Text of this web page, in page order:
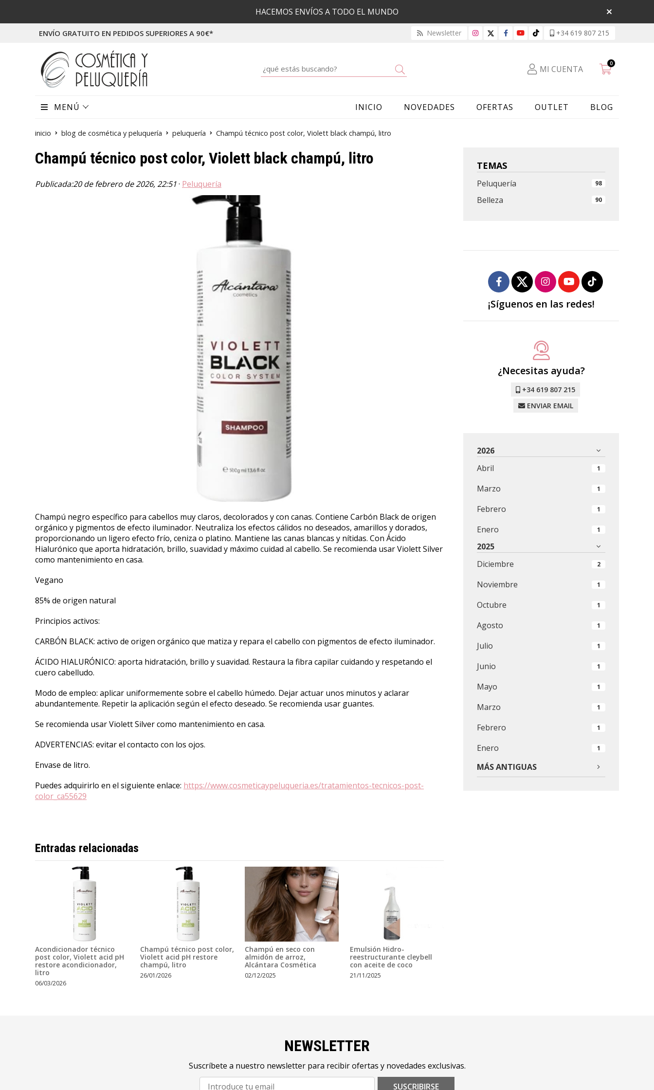
HACEMOS ENVÍOS A TODO EL MUNDO
ENVÍO GRATUITO EN PEDIDOS SUPERIORES A 90€* Newsletter +34 619 807 215
MI CUENTA
0
MENÚ INICIO NOVEDADES OFERTAS OUTLET BLOG
inicio blog de cosmética y peluquería peluquería Champú técnico post color, Violett black champú, litro
TEMAS
Belleza 90
Peluquería 98
Champú técnico post color, Violett black champú, litro
Publicada:20 de febrero de 2026, 22:51· Peluquería
Champú negro específico para cabellos muy claros, decolorados y con canas. Contiene Carbón Black de origen
orgánico y pigmentos de efecto iluminador. Neutraliza los efectos cálidos no deseados, amarillos y dorados,
proporcionando un ligero efecto frío, ceniza o platino. Mantiene las canas blancas y nítidas. Con Ácido
Hialurónico que aporta hidratación, brillo, suavidad y máximo cuidad al cabello. Se recomienda usar Violett Silver
como mantenimiento en casa.
Vegano
85% de origen natural
Principios activos:
CARBÓN BLACK: activo de origen orgánico que matiza y repara el cabello con pigmentos de efecto iluminador.
ÁCIDO HIALURÓNICO: aporta hidratación, brillo y suavidad. Restaura la fibra capilar cuidando y respetando el
cuero cabelludo.
Modo de empleo: aplicar uniformemente sobre el cabello húmedo. Dejar actuar unos minutos y aclarar
abundantemente. Repetir la aplicación según el efecto deseado. Se recomienda usar guantes.
Se recomienda usar Violett Silver como mantenimiento en casa.
ADVERTENCIAS: evitar el contacto con los ojos.
Envase de litro.
Puedes adquirirlo en el siguiente enlace: https://www.cosmeticaypeluqueria.es/tratamientos-tecnicos-post-
color_ca55629
Entradas relacionadas
Acondicionador técnico
post color, Violett acid pH
restore acondicionador,
litro
06/03/2026
Champú técnico post color,
Violett acid pH restore
champú, litro
26/01/2026
Champú en seco con
almidón de arroz,
Alcántara Cosmética
02/12/2025
Emulsión Hidro-
reestructurante cleybell
con aceite de coco
21/11/2025
¡Síguenos en las redes!
¿Necesitas ayuda?
+34 619 807 215
ENVIAR EMAIL
2026
Abril
1
Marzo 1
Febrero 1
Enero 1
2025
Diciembre
2
Noviembre 1
Octubre 1
Agosto 1
Julio 1
Junio 1
Mayo 1
Marzo 1
Febrero 1
Enero 1
MÁS ANTIGUAS
NEWSLETTER
Suscríbete a nuestro newsletter para recibir ofertas y novedades exclusivas.
SUSCRIBIRSE